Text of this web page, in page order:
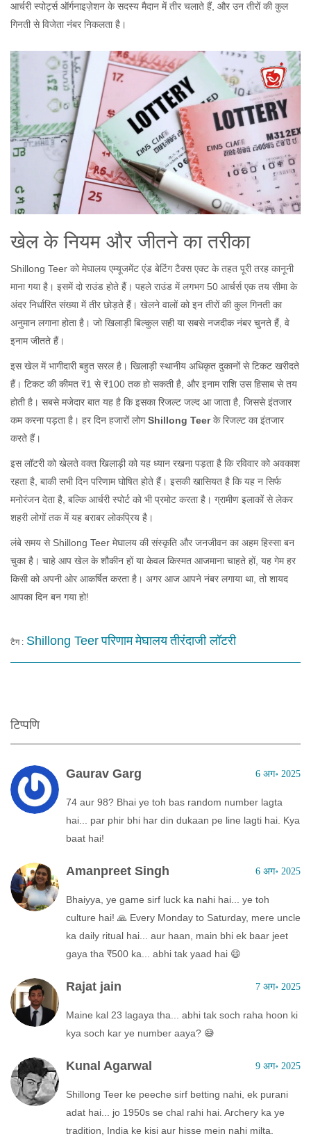
आर्चरी स्पोर्ट्स ऑर्गनाइज़ेशन के सदस्य मैदान में तीर चलाते हैं, और उन तीरों की कुल
गिनती से विजेता नंबर निकलता है।
खेल के नियम और जीतने का तरीका
Shillong Teer को मेघालय एम्यूजमेंट एंड बेटिंग टैक्स एक्ट के तहत पूरी तरह कानूनी
माना गया है। इसमें दो राउंड होते हैं। पहले राउंड में लगभग 50 आर्चर्स एक तय सीमा के
अंदर निर्धारित संख्या में तीर छोड़ते हैं। खेलने वालों को इन तीरों की कुल गिनती का
अनुमान लगाना होता है। जो खिलाड़ी बिल्कुल सही या सबसे नजदीक नंबर चुनते हैं, वे
इनाम जीतते हैं।
इस खेल में भागीदारी बहुत सरल है। खिलाड़ी स्थानीय अधिकृत दुकानों से टिकट खरीदते
हैं। टिकट की कीमत ₹1 से ₹100 तक हो सकती है, और इनाम राशि उस हिसाब से तय
होती है। सबसे मजेदार बात यह है कि इसका रिजल्ट जल्द आ जाता है, जिससे इंतजार
कम करना पड़ता है। हर दिन हजारों लोगShillong Teerके रिजल्ट का इंतजार
करते हैं।
इस लॉटरी को खेलते वक्त खिलाड़ी को यह ध्यान रखना पड़ता है कि रविवार को अवकाश
रहता है, बाकी सभी दिन परिणाम घोषित होते हैं। इसकी खासियत है कि यह न सिर्फ
मनोरंजन देता है, बल्कि आर्चरी स्पोर्ट को भी प्रमोट करता है। ग्रामीण इलाकों से लेकर
शहरी लोगों तक में यह बराबर लोकप्रिय है।
लंबे समय से Shillong Teer मेघालय की संस्कृति और जनजीवन का अहम हिस्सा बन
चुका है। चाहे आप खेल के शौकीन हों या केवल किस्मत आजमाना चाहते हों, यह गेम हर
किसी को अपनी ओर आकर्षित करता है। अगर आज आपने नंबर लगाया था, तो शायद
आपका दिन बन गया हो!
टैग : Shillong Teer परिणाम मेघालय तीरंदाजी लॉटरी
टिप्पणि
Gaurav Garg 6 अग॰ 2025
74 aur 98? Bhai ye toh bas random number lagta
hai... par phir bhi har din dukaan pe line lagti hai. Kya
baat hai!
Amanpreet Singh 6 अग॰ 2025
Bhaiyya, ye game sirf luck ka nahi hai... ye toh
culture hai! 🙏 Every Monday to Saturday, mere uncle
ka daily ritual hai... aur haan, main bhi ek baar jeet
gaya tha ₹500 ka... abhi tak yaad hai 😄
Rajat jain 7 अग॰ 2025
Maine kal 23 lagaya tha... abhi tak soch raha hoon ki
kya soch kar ye number aaya? 😅
Kunal Agarwal 9 अग॰ 2025
Shillong Teer ke peeche sirf betting nahi, ek purani
adat hai... jo 1950s se chal rahi hai. Archery ka ye
tradition, India ke kisi aur hisse mein nahi milta.